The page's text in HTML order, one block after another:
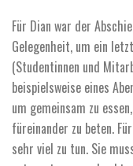
Für Dian war der
Gelegenheit, um ein
(Studentinnen und
beispielsweise eines
um gemeinsam zu
füreinander zu beten.
sehr viel zu tun. Sie